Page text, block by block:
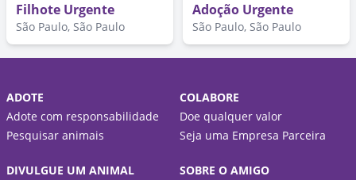
Filhote Urgente
São Paulo, São Paulo
Adoção Urgente
São Paulo, São Paulo
ADOTE
Adote com responsabilidade
Pesquisar animais
COLABORE
Doe qualquer valor
Seja uma Empresa Parceira
DIVULGUE UM ANIMAL SOBRE O AMIGO